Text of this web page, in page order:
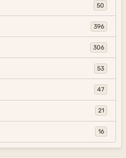
50
396
306
53
47
21
16